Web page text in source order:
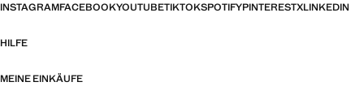
INSTAGRAMFACEBOOKYOUTUBETIKTOKSPOTIFYPINTERESTXLINKEDIN
HILFE
MEINE EINKÄUFE